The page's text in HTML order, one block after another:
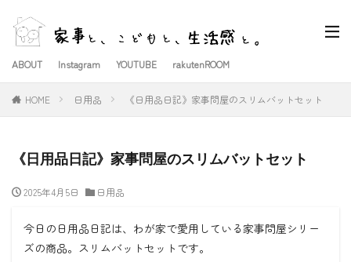
ABOUT Instagram YOUTUBE rakutenROOM
HOME 日用品 《日用品日記》家事問屋のスリムバットセット
《日用品日記》家事問屋のスリムバットセット
2025年4月5日 日用品
今日の日用品日記は、わが家で愛用している家事問屋シリー
ズの商品。スリムバットセットです。